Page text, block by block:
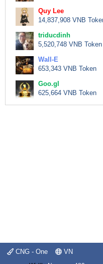
Quy Lee
14,837,908 VNB
triducdinh
5,520,748 VNB Token
Wall-E
653,343 VNB Token
Goo.gl
625,664 VNB Token
CNG - One VN